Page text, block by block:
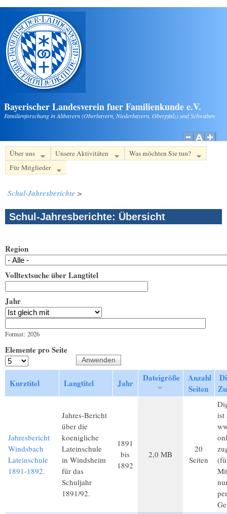
Direkt zum Inhalt
Bayerischer Landesverein fuer Familienkunde e.V.
Familienforschung in Altbayern (Oberbayern, Niederbayern, Oberpfalz) und Schwaben
Über uns Unsere Aktivitäten
Was möchten Sie tun?
Für Mitglieder
Schul-Jahresberichte >
Schul-Jahresberichte: Übersicht
Region
Volltextsuche über Langtitel
Jahr
Format: 2026
Elemente pro Seite
Kurztitel Langtitel Jahr Dateigröße
Anzahl
Seiten
Jahresbericht
Windsbach
Lateinschule
1891-1892.
Jahres-Bericht
über die
koenigliche
Lateinschule
in Windsheim
für das
Schuljahr
1891/92.
1891
bis
1892
2,0 MB
20
Seiten
ist